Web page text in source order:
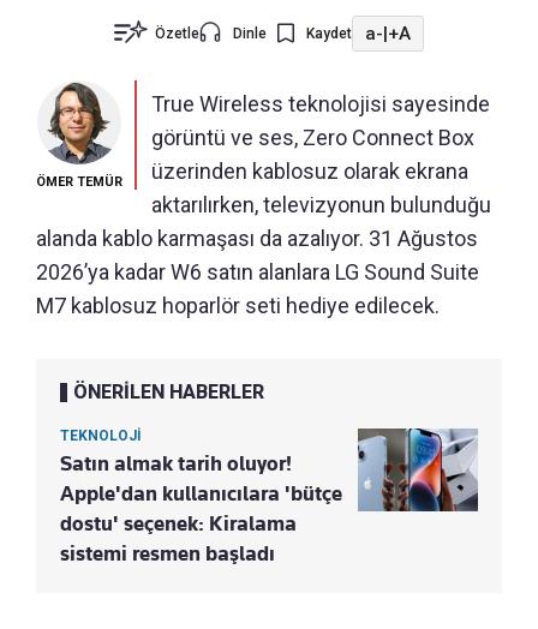
Özetle Dinle Kaydet a-|+A
ÖMER TEMÜR
True Wireless teknolojisi sayesinde
görüntü ve ses, Zero Connect Box
üzerinden kablosuz olarak ekrana
aktarılırken, televizyonun bulunduğu
alanda kablo karmaşası da azalıyor. 31 Ağustos
2026’ya kadar W6 satın alanlara LG Sound Suite
M7 kablosuz hoparlör seti hediye edilecek.
ÖNERİLEN HABERLER
TEKNOLOJİ
Satın almak tarih oluyor!
Apple'dan kullanıcılara 'bütçe
dostu' seçenek: Kiralama
sistemi resmen başladı